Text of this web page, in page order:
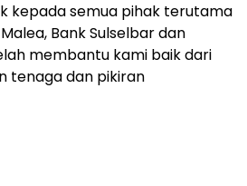
kepada semua pihak terutama
Bank Sulselbar dan
membantu kami baik dari
tenaga dan pikiran